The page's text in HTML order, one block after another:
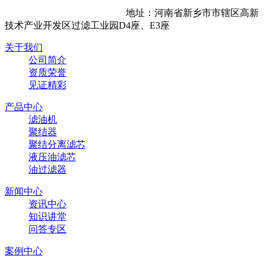
地址：河南省新乡市市辖区高新
技术产业开发区过滤工业园D4座、E3座
关于我们
公司简介
资质荣誉
见证精彩
产品中心
滤油机
聚结器
聚结分离滤芯
液压油滤芯
油过滤器
新闻中心
资讯中心
知识讲堂
问答专区
案例中心